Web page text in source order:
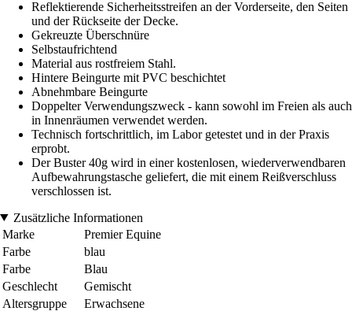
Reflektierende Sicherheitsstreifen an der Vorderseite, den Seiten
und der Rückseite der Decke.
Gekreuzte Überschnüre
Selbstaufrichtend
Material aus rostfreiem Stahl.
Hintere Beingurte mit PVC beschichtet
Abnehmbare Beingurte
Doppelter Verwendungszweck - kann sowohl im Freien als auch
in Innenräumen verwendet werden.
Technisch fortschrittlich, im Labor getestet und in der Praxis
erprobt.
Der Buster 40g wird in einer kostenlosen, wiederverwendbaren
Aufbewahrungstasche geliefert, die mit einem Reißverschluss
verschlossen ist.
Zusätzliche Informationen
Marke
Premier Equine
Farbe
blau
Farbe
Blau
Geschlecht
Gemischt
Altersgruppe
Erwachsene